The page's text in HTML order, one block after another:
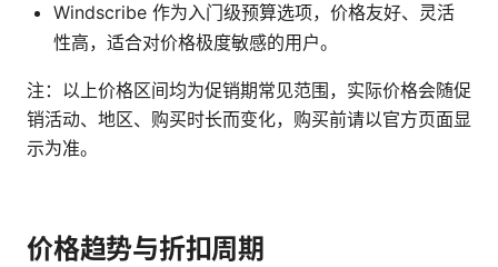
Windscribe 作为入门级预算选项，价格友好、灵活
性高，适合对价格极度敏感的用户。
注：以上价格区间均为促销期常见范围，实际价格会随促
销活动、地区、购买时长而变化，购买前请以官方页面显
示为准。
价格趋势与折扣周期